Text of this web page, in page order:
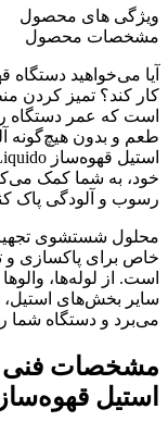
ویژگی های محصول
مشخصات محصول
آیا می‌خواهید
کار کند؟ تمیز کردن
است که عمر دستگاه
طعم و بدون
خود، به شما کمک
رسوب و آلودگی پاک
خاص برای پاکسازی و
است. از لوله‌ها،
سایر بخش‌های استیل،
می‌برد و دستگاه شما
مشخصات فنی
استیل قهوه‌ساز SPM Liquido